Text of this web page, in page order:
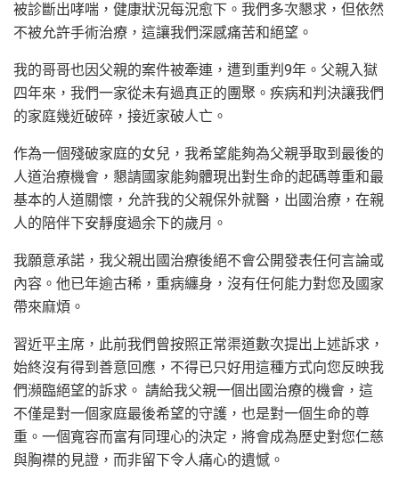
被診斷出哮喘，健康狀況每況愈下。我們多次懇求，但依然
不被允許手術治療，這讓我們深感痛苦和絕望。
我的哥哥也因父親的案件被牽連，遭到重判9年。父親入獄
四年來，我們一家從未有過真正的團聚。疾病和判決讓我們
的家庭幾近破碎，接近家破人亡。
作為一個殘破家庭的女兒，我希望能夠為父親爭取到最後的
人道治療機會，懇請國家能夠體現出對生命的起碼尊重和最
基本的人道關懷，允許我的父親保外就醫，出國治療，在親
人的陪伴下安靜度過余下的歲月。
我願意承諾，我父親出國治療後絕不會公開發表任何言論或
內容。他已年逾古稀，重病纏身，沒有任何能力對您及國家
帶來麻煩。
習近平主席，此前我們曾按照正常渠道數次提出上述訴求，
始終沒有得到善意回應，不得已只好用這種方式向您反映我
們瀕臨絕望的訴求。 請給我父親一個出國治療的機會，這
不僅是對一個家庭最後希望的守護，也是對一個生命的尊
重。一個寬容而富有同理心的決定，將會成為歷史對您仁慈
與胸襟的見證，而非留下令人痛心的遺憾。